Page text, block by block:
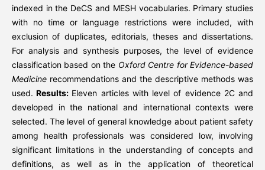
indexed in the DeCS and MESH vocabularies. Primary studies
with no time or language restrictions were included, with
exclusion of duplicates, editorials, theses and dissertations.
For analysis and synthesis purposes, the level of evidence
classification based on the Oxford Centre for Evidence-based
Medicinerecommendations and the descriptive methods was
used. Results: Eleven articles with level of evidence 2C and
developed in the national and international contexts were
selected. The level of general knowledge about patient safety
among health professionals was considered low, involving
significant limitations in the understanding of concepts and
definitions, as well as in the application of theoretical